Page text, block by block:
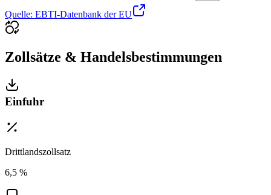
Quelle: EBTI-Datenbank der EU
Zollsätze & Handelsbestimmungen
Einfuhr
Drittlandszollsatz
6,5 %